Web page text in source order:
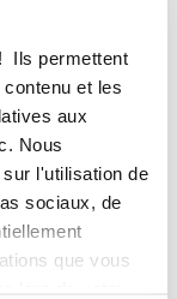
Ils permettent
et les
aux
Nous
l'utilisation de
sociaux, de
que vous